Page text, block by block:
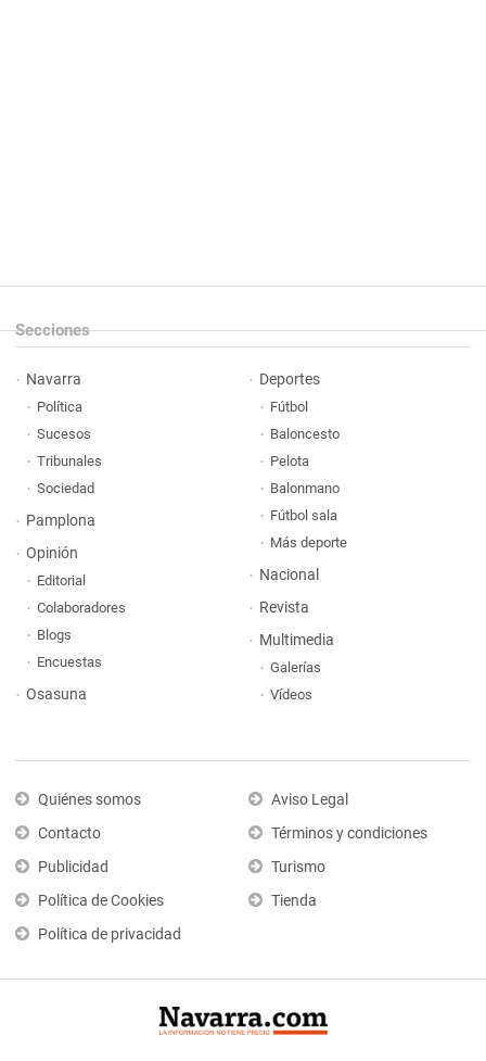
Secciones
Navarra
Política
Sucesos
Tribunales
Sociedad
Pamplona
Opinión
Editorial
Colaboradores
Blogs
Encuestas
Osasuna
Deportes
Fútbol
Baloncesto
Pelota
Balonmano
Fútbol sala
Más deporte
Nacional
Revista
Multimedia
Galerías
Vídeos
Quiénes somos
Contacto
Publicidad
Política de Cookies
Política de privacidad
Aviso Legal
Términos y condiciones
Turismo
Tienda